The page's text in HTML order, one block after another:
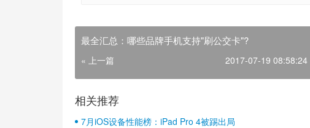
最全汇总：哪些品牌手机支持"刷公交卡"?
« 上一篇 2017-07-19 08:58:24
相关推荐
7月iOS设备性能榜：iPad Pro 4被踢出局